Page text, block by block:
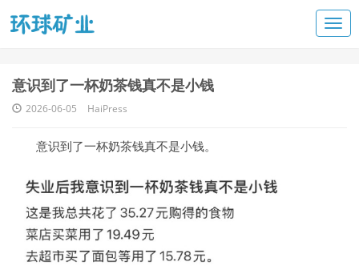
意识到了一杯奶茶钱真不是小钱
2026-06-05 HaiPress
意识到了一杯奶茶钱真不是小钱。